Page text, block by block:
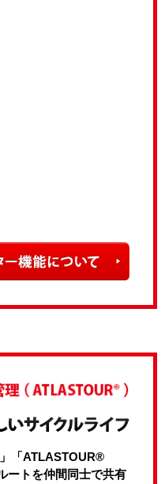
「ATLASTOUR®
ートを仲間同士で共有